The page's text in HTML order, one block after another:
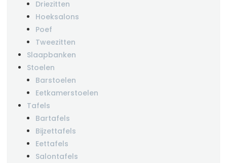
Driezitten
Hoeksalons
Poef
Tweezitten
Slaapbanken
Stoelen
Barstoelen
Eetkamerstoelen
Tafels
Bartafels
Bijzettafels
Eettafels
Salontafels